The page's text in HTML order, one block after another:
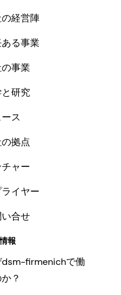
経営陣
る事業
事業
研究
ス
拠点
ャー
イヤー
合せ
報
dsm-firmenichで働
？